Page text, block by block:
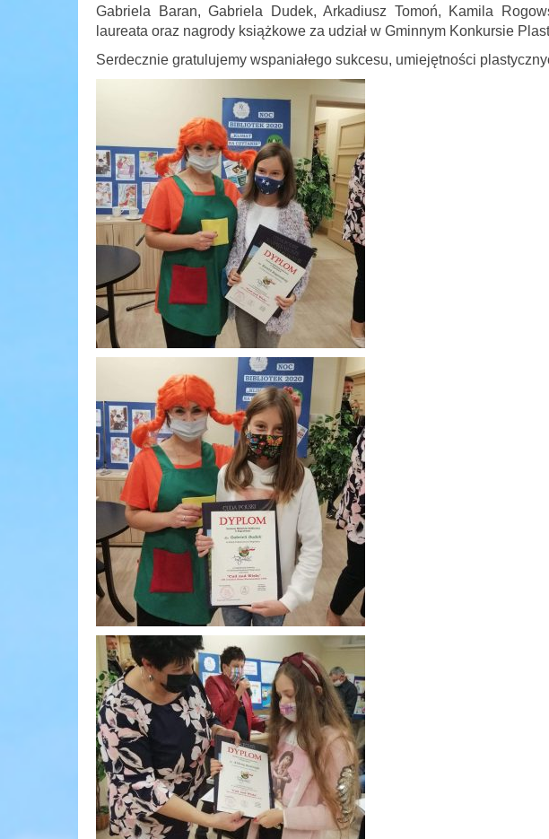
Gabriela Baran, Gabriela Dudek, Arkadiusz Tomoń, Kamila
laureata oraz nagrody książkowe za udział w Gminnym Konkursie
Serdecznie gratulujemy wspaniałego sukcesu, umiejętności